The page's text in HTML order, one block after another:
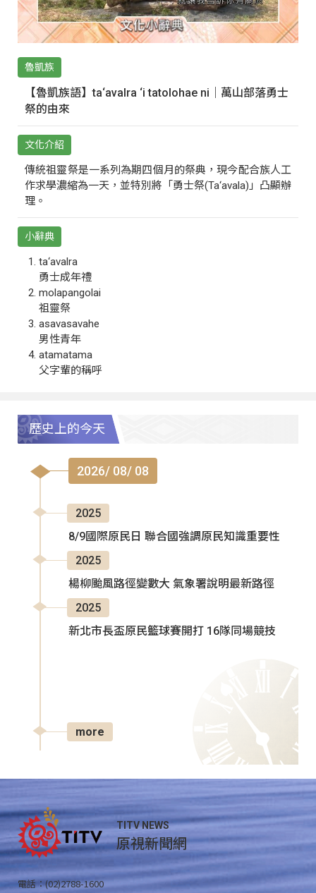
魯凱族
【魯凱族語】ta‘avalra ‘i tatolohae ni｜萬山部落勇士
祭的由來
文化介紹
傳統祖靈祭是一系列為期四個月的祭典，現今配合族人工
作求學濃縮為一天，並特別將「勇士祭(Ta‘avala)」凸顯辦
理。
小辭典
ta‘avalra
勇士成年禮
molapangolai
祖靈祭
asavasavahe
男性青年
atamatama
父字輩的稱呼
歷史上的今天
2026/ 08/ 08
2025
8/9國際原民日 聯合國強調原民知識重要性
2025
楊柳颱風路徑變數大 氣象署說明最新路徑
2025
新北市長盃原民籃球賽開打 16隊同場競技
more
TITV NEWS
原視新聞網
電話：(02)2788-1600